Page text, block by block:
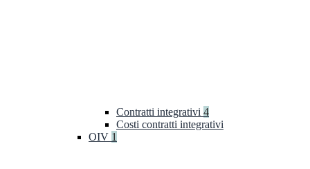
Contratti integrativi 4
Costi contratti integrativi
OIV 1